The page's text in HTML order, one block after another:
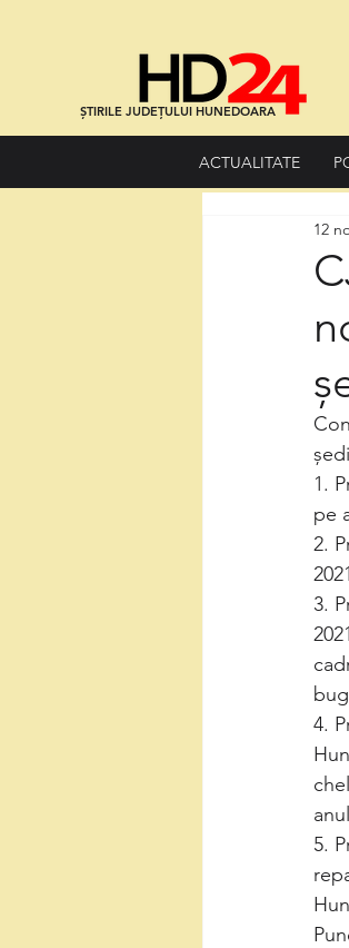
ȘTIRILE JUDEȚULUI HUNEDOARA
ACTUALITATE
12
1.
pe
2.
3.
4.
5.